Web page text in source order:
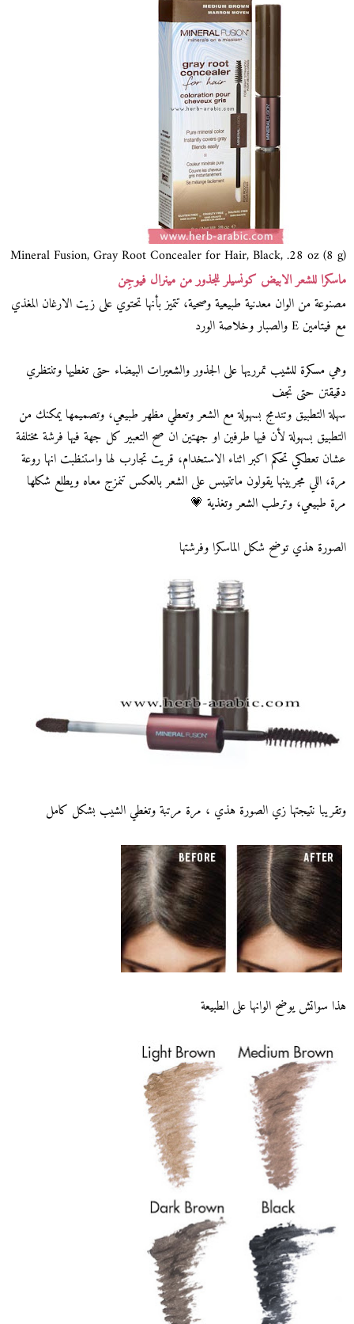
Mineral Fusion, Gray Root Concealer for Hair, Black, .28 oz (8 g)
ماسكرا للشعر الابيض كونسيلر للجذور من مينرال فيوجِن
مصنوعة من الوان معدنية طبيعية وصحية، تتميز بأنها تحتوي على زيت الارغان المغذي
مع فيتامين E والصبار وخلاصة الورد
وهي مسكرة للشيب تمرريها على الجذور والشعيرات البيضاء حتى تغطيها وتنتظري
دقيقتن حتى تجف
سهلة التطبيق وتندمج بسهولة مع الشعر وتعطي مظهر طبيعي، وتصميمها يمكنك من
التطبيق بسهولة لأن فيها طرفين او جهتين ان صح التعبير كل جهة فيها فرشة مختلفة
عشان تعطكي تحكم اكبر اثناء الاستخدام، قريت تجارب لها واستنظبت انها روعة
مرة، اللي مجربينها يقولون ماتتيبس على الشعر بالعكس تنمزج معاه ويطلع شكلها
مرة طبيعي، وترطب الشعر وتغذية 💗
الصورة هذي توضح شكل الماسكرا وفرشتها
وتقريبا نتيجتها زي الصورة هذي ، مرة مرتبة وتغطي الشيب بشكل كامل
هذا سواتش يوضح الوانها على الطبيعة